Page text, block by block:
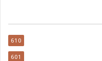
610
601